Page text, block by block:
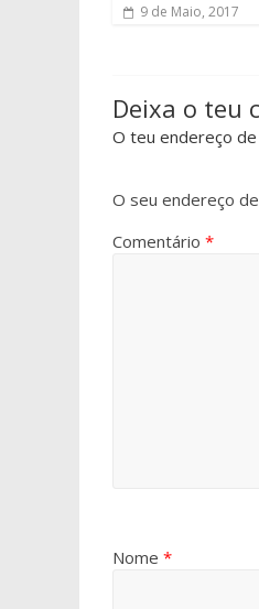
9 de Maio, 2017
Deixa o teu
O teu endereço
O seu endereço
Comentário *
Nome *